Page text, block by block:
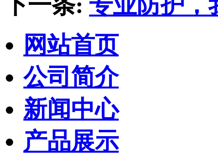
网站首页
公司简介
新闻中心
产品展示